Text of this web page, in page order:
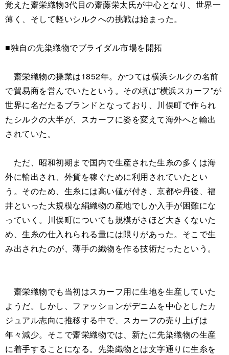
覚えた齋栄織物3代目の齋藤栄太氏が中心となり、世界一
薄く、そして軽いシルクへの挑戦は始まった。
■独自の先染織物でブライダル市場を開拓
齋栄織物の操業は1852年。かつては横浜シルクの名前
で貿易商を営んでいたという。その頃は”横浜スカーフ”が
世界に名だたるブランドとなっており、川俣町で作られ
たシルクの大半が、スカーフに姿を変えて海外へと輸出
されていた。
ただ、昭和初期まで国内で生産された生糸の多くは海
外に輸出され、外貨を稼ぐために利用されていたとい
う。そのため、生糸には高い値が付き、京都や丹後、福
井といった大規模な絹織物の産地でしか入手が困難にな
っていく。川俣町についても規模がさほど大きくないた
め、生糸の仕入れられる量には限りがあった。そこで生
み出されたのが、薄手の織物を作る技術だったという。
齋栄織物でも当初はスカーフ用に生地を生産していた
ようだ。しかし、ファッションがデニムを中心としたカ
ジュアル志向に推移する中で、スカーフの売り上げは
年々減少。そこで齋栄織物では、新たに先染織物の生産
に着手することになる。先染織物とは文字通りに生糸を